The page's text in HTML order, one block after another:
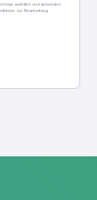
ausfüllen und absenden,
zur Bearbeitung